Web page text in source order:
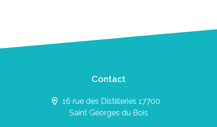
Contact
16 rue des Distilleries 17700
Saint Georges du Bois